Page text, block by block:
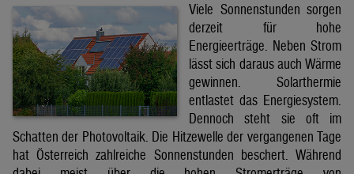
Viele Sonnenstunden sorgen
derzeit für hohe
Energieerträge. Neben Strom
lässt sich daraus auch Wärme
gewinnen. Solarthermie
entlastet das Energiesystem.
Dennoch steht sie oft im
Schatten der Photovoltaik. Die Hitzewelle der vergangenen Tage
hat Österreich zahlreiche Sonnenstunden beschert. Während